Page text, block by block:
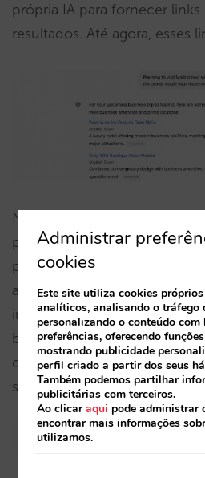
própria IA para fornecer
resultados. Até agora, esses
No entanto, à medida que as
procuram rentabilidade, a
publicidade paga parece
adotar o modelo de
imensamente bem-sucedido
busca. Na verdade, o
quando questionado sobre a
seus resultados:
Administrar
cookies
Este site utiliza cookies
analíticos, analisando o tráfego
personalizando o conteúdo com
preferências, oferecendo
mostrando publicidade
perfil criado a partir dos seus
Também podemos partilhar
publicitárias com terceiros.
Ao clicaraqui pode administrar
encontrar mais informações
utilizamos.